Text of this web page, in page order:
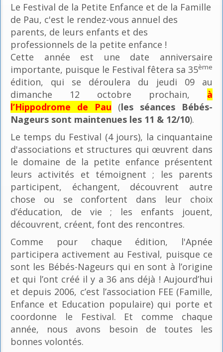
Le Festival de la Petite Enfance et de la Famille
de Pau, c'est le rendez-vous annuel des
parents, de leurs enfants et des
professionnels de la petite enfance !
Cette année est une date anniversaire
importante, puisque le Festival fêtera sa 35ème
édition, qui se déroulera du jeudi 09 au
dimanche 12 octobre prochain, à
l’Hippodrome de Pau (les séances Bébés-
Nageurs sont maintenues les 11 & 12/10).
Le temps du Festival (4 jours), la cinquantaine
d'associations et structures qui œuvrent dans
le domaine de la petite enfance présentent
leurs activités et témoignent ; les parents
participent, échangent, découvrent autre
chose ou se confortent dans leur choix
d’éducation, de vie ; les enfants jouent,
découvrent, créent, font des rencontres.
Comme pour chaque édition, l'Apnée
participera activement au Festival, puisque ce
sont les Bébés-Nageurs qui en sont à l’origine
et qui l’ont créé il y a 36 ans déjà ! Aujourd’hui
et depuis 2006, c’est l’association FEE (Famille,
Enfance et Education populaire) qui porte et
coordonne le Festival. Et comme chaque
année, nous avons besoin de toutes les
bonnes volontés.